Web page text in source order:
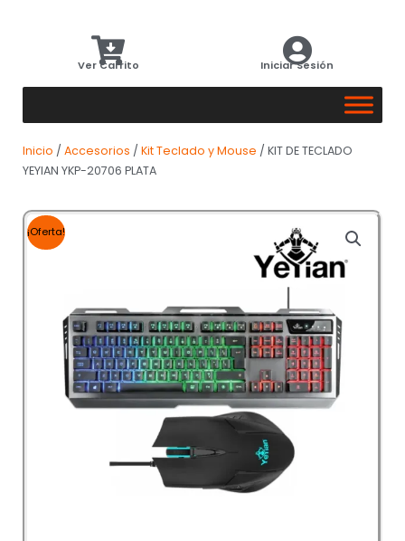
Ver Carrito Iniciar Sesión
Inicio / Accesorios / Kit Teclado y Mouse / KIT DE TECLADO
YEYIAN YKP-20706 PLATA
¡Oferta!